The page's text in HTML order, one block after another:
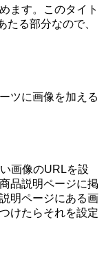
ます。このタイト
る部分なので、
ツに画像を加える
画像のURLを設
品説明ページに掲
明ページにある画
けたらそれを設定